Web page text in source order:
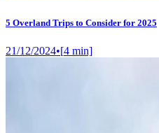
5 Overland Trips to Consider for 2025
21/12/2024•[4 min]